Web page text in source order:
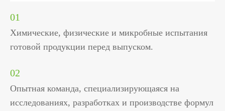
01
Химические, физические и микробные испытания
готовой продукции перед выпуском.
02
Опытная команда, специализирующаяся на
исследованиях, разработках и производстве формул